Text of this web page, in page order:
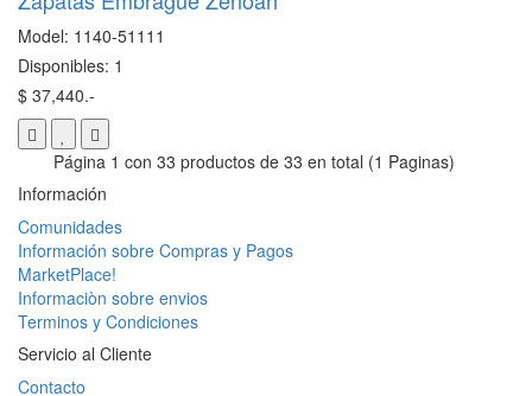
Model: 1140-51111
Disponibles: 1
$ 37,440.-
Página 1 con 33 productos de 33 en total (1 Paginas)
Información
Comunidades
Información sobre Compras y Pagos
MarketPlace!
Informaciòn sobre envios
Terminos y Condiciones
Servicio al Cliente
Contacto